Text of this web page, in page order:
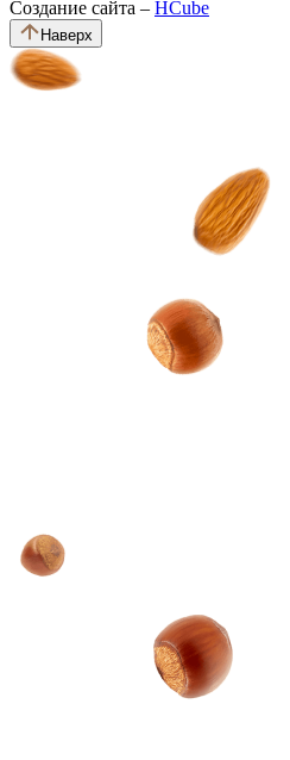
Создание сайта – HCube
Наверх